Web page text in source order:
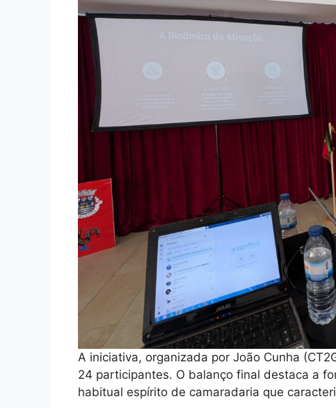
A iniciativa, organizada por João Cunha
24 participantes. O balanço final destaca a
habitual espírito de camaradaria que